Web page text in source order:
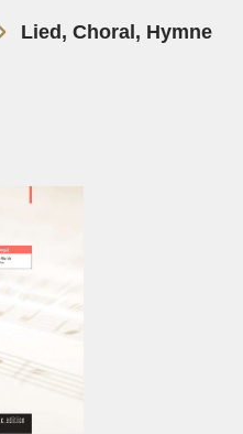
Lied, Choral, Hymne